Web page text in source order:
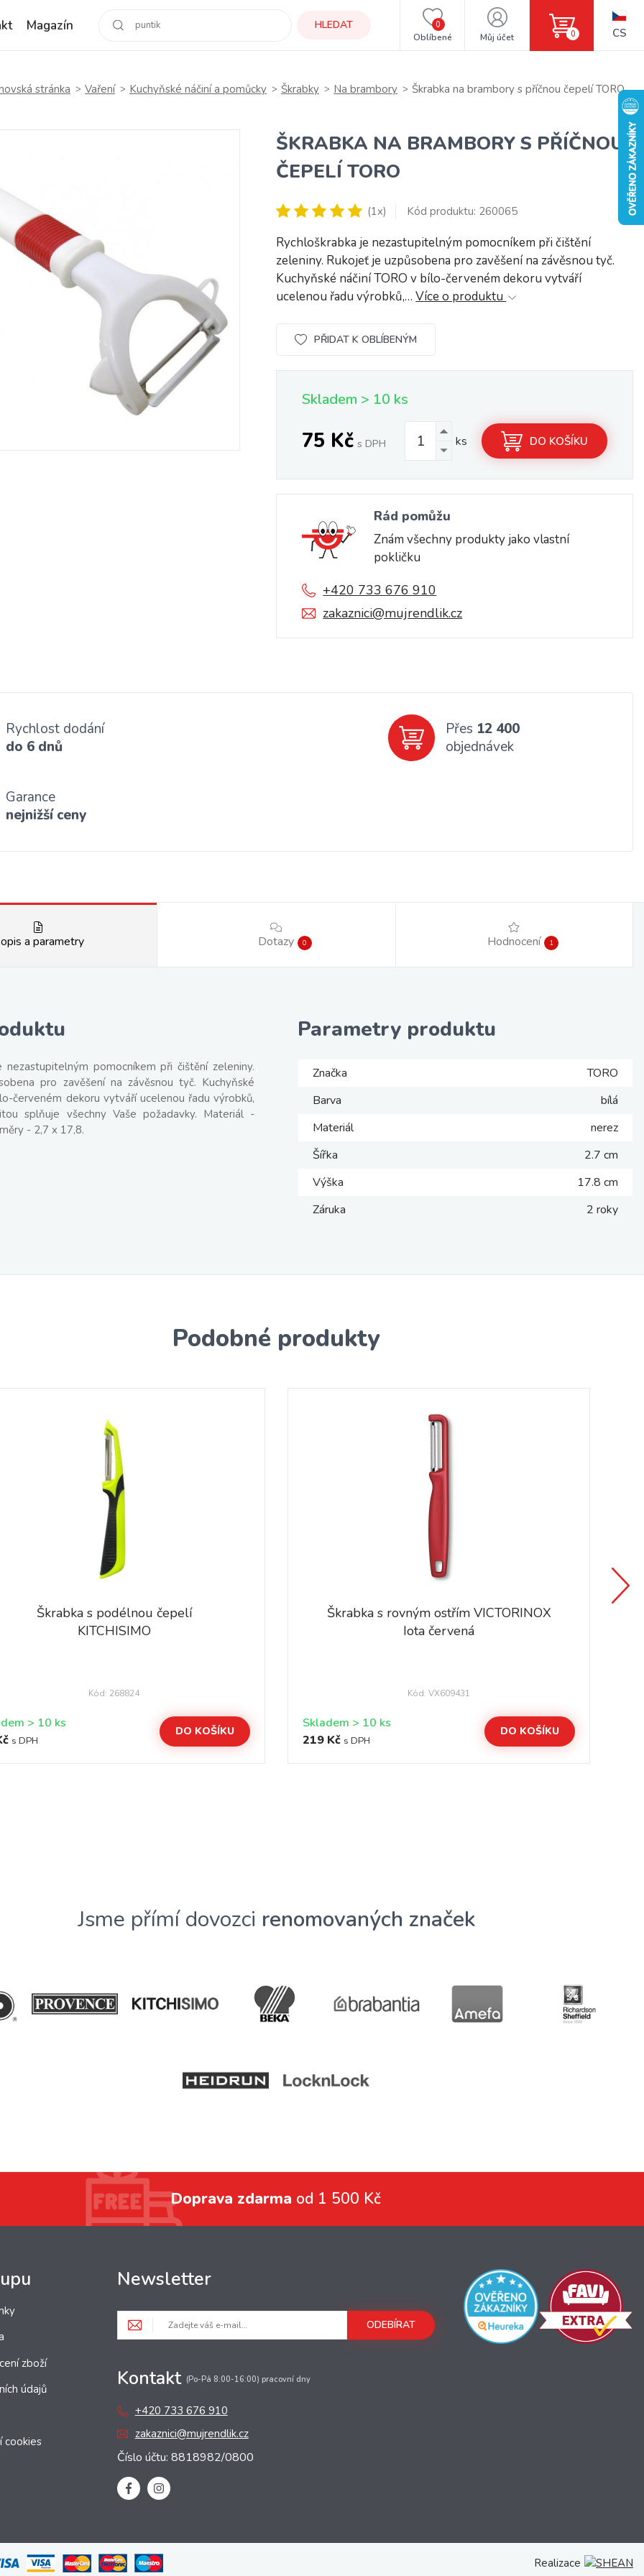
Magazín HLEDAT
Oblíbené
0
Můj účet 0 CS
stránka Vaření Kuchyňské náčiní a pomůcky Škrabky Na brambory Škrabka na brambory s příčnou čepelí TORO
ŠKRABKA NA BRAMBORY S PŘÍČNOU
ČEPELÍ TORO
(1x) Kód produktu: 260065
Rychloškrabka je nezastupitelným pomocníkem při čištění
zeleniny. Rukojeť je uzpůsobena pro zavěšení na závěsnou tyč.
Kuchyňské náčiní TORO v bílo-červeném dekoru vytváří
ucelenou řadu výrobků,…Více o produktu
PŘIDAT K OBLÍBENÝM
Skladem > 10 ks
75 Kč s DPH ks DO KOŠÍKU
Rád pomůžu
Znám všechny produkty jako vlastní
pokličku
+420 733 676 910
zakaznici@mujrendlik.cz
Rychlost dodání
do 6 dnů
Přes 12 400
objednávek
Garance
nejnižší ceny
a parametry Dotazy 0 Hodnocení 1
nezastupitelným pomocníkem při čištění zeleniny.
pro zavěšení na závěsnou tyč. Kuchyňské
červeném dekoru vytváří ucelenou řadu výrobků,
splňuje všechny Vaše požadavky. Materiál -
- 2,7 x 17,8.
Parametry produktu
Značka
TORO
Barva
bílá
Materiál
nerez
Šířka
2.7 cm
Výška
17.8 cm
Záruka
2 roky
Podobné produkty
Škrabka s podélnou čepelí
KITCHISIMO
Kód: 268824
Skladem > 10 ks
s DPH
DO KOŠÍKU
Škrabka s rovným ostřím VICTORINOX
Iota červená
Kód: VX609431
Skladem > 10 ks
219 Kč s DPH
DO KOŠÍKU
Jsme přímí dovozci renomovaných značek
Doprava zdarma od 1 500 Kč
zboží
údajů
cookies
Newsletter
ODEBÍRAT
Kontakt (Po-Pá 8:00-16:00) pracovní dny
+420 733 676 910
zakaznici@mujrendlik.cz
Číslo účtu: 8818982/0800
Realizace